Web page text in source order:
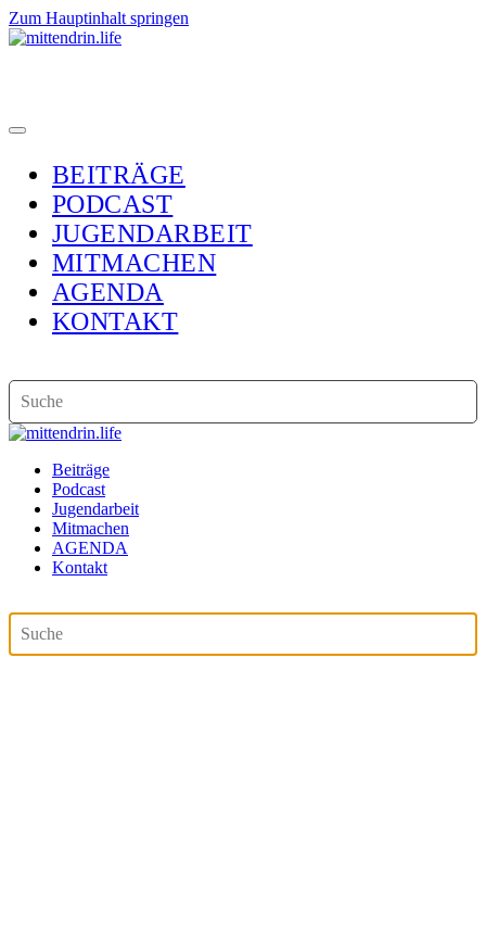
Zum Hauptinhalt springen
BEITRÄGE
PODCAST
JUGENDARBEIT
MITMACHEN
AGENDA
KONTAKT
Beiträge
Podcast
Jugendarbeit
Mitmachen
AGENDA
Kontakt